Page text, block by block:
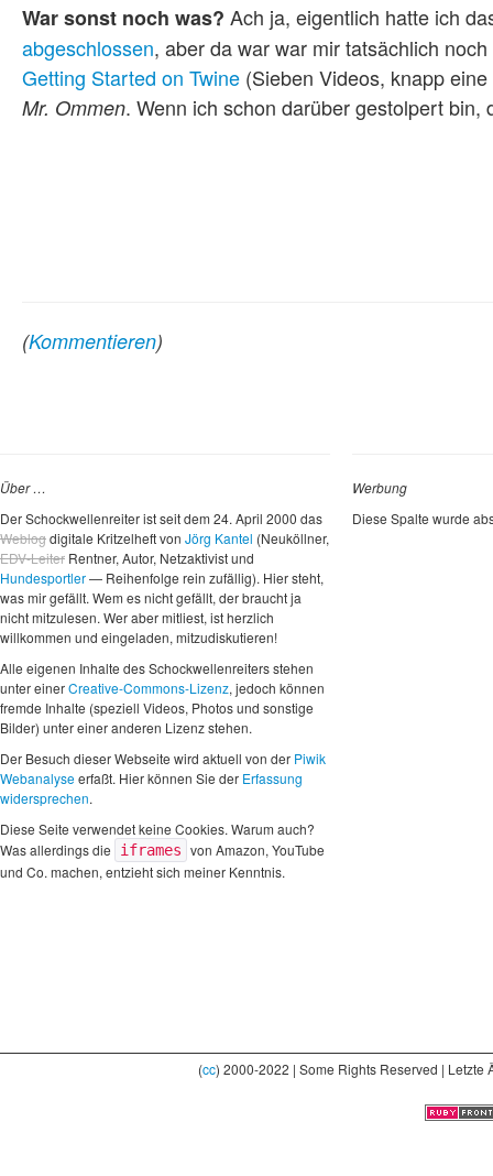
War sonst noch was? Ach ja, eigentlich hatte ich
abgeschlossen, aber da war war mir tatsächlich
Getting Started on Twine (Sieben Videos, knapp
Mr. Ommen. Wenn ich schon darüber gestolpert
(Kommentieren)
Über …
Der Schockwellenreiter ist seit dem 24. April 2000 das
Weblogdigitale Kritzelheft von Jörg Kantel (Neuköllner,
EDV-Leiter Rentner, Autor, Netzaktivist und
Hundesportler— Reihenfolge rein zufällig). Hier steht,
was mir gefällt. Wem es nicht gefällt, der braucht ja
nicht mitzulesen. Wer aber mitliest, ist herzlich
willkommen und eingeladen, mitzudiskutieren!
Alle eigenen Inhalte des Schockwellenreiters stehen
unter einerCreative-Commons-Lizenz, jedoch können
fremde Inhalte (speziell Videos, Photos und sonstige
Bilder) unter einer anderen Lizenz stehen.
Der Besuch dieser Webseite wird aktuell von der Piwik
Webanalyseerfaßt. Hier können Sie der Erfassung
widersprechen.
Diese Seite verwendet keine Cookies. Warum auch?
Was allerdings die
iframes von Amazon, YouTube
und Co. machen, entzieht sich meiner Kenntnis.
Werbung
Diese Spalte wurde
(cc) 2000-2022 | Some Rights Reserved |